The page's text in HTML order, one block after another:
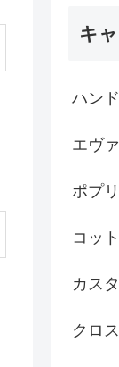
キ
ハン
エヴ
ポプリ
コッ
カス
クロ